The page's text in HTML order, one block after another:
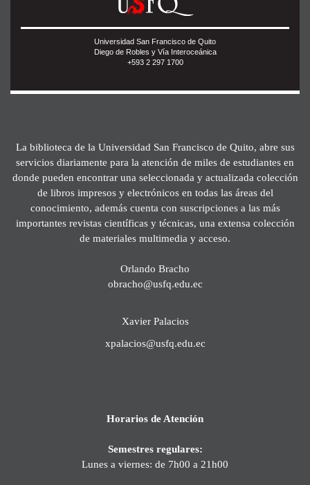
Universidad San Francisco de Quito
Diego de Robles y Vía Interoceánica
+593 2 297 1700
La biblioteca de la Universidad San Francisco de Quito, abre sus
servicios diariamente para la atención de miles de estudiantes en
donde pueden encontrar una seleccionada y actualizada colección
de libros impresos y electrónicos en todas las áreas del
conocimiento, además cuenta con suscripciones a las más
importantes revistas científicas y técnicas, una extensa colección
de materiales multimedia y acceso.
Orlando Bracho
obracho@usfq.edu.ec
Xavier Palacios
xpalacios@usfq.edu.ec
Horarios de Atención
Semestres regulares:
Lunes a viernes: de 7h00 a 21h00